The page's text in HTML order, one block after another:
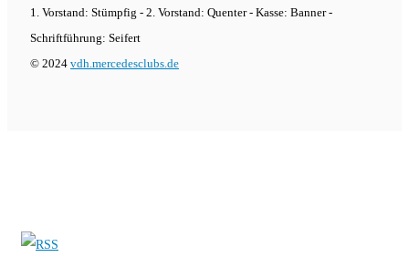
1. Vorstand: Stümpfig - 2. Vorstand: Quenter - Kasse: Banner -
Schriftführung: Seifert
© 2024 vdh.mercedesclubs.de